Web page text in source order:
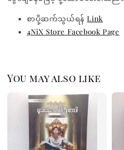
စာပို့ဆက်သွယ်ရန်Link
4NiX Store Facebook Page
You may also like